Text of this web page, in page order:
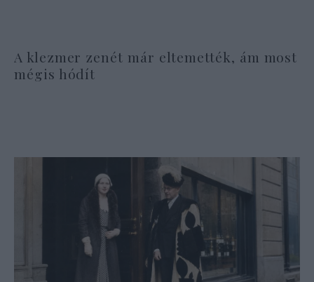
A klezmer zenét már eltemették, ám most
mégis hódít